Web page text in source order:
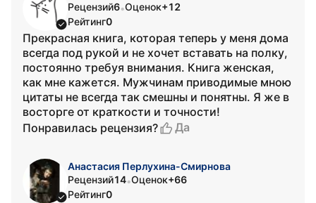
Рецензий6•Оценок+12
Рейтинг0
Прекрасная книга, которая теперь у меня дома
всегда под рукой и не хочет вставать на полку,
постоянно требуя внимания. Книга женская,
как мне кажется. Мужчинам приводимые мною
цитаты не всегда так смешны и понятны. Я же в
восторге от краткости и точности!
Понравилась рецензия?
Да
Анастасия Перлухина-Смирнова
Рецензий14•Оценок+66
Рейтинг0